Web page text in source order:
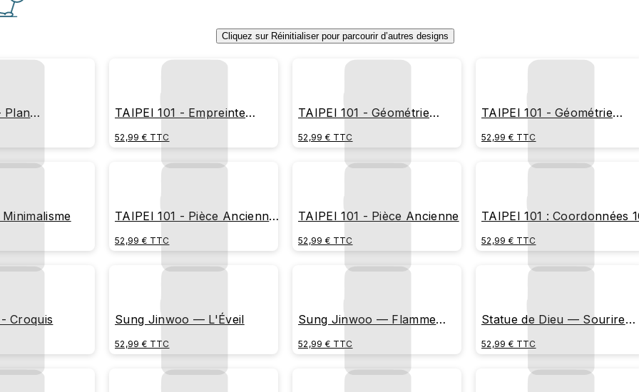
Cliquez sur Réinitialiser pour parcourir d’autres designs
Plan
TAIPEI 101 - Empreinte
52,99 € TTC
TAIPEI 101 - Géométrie
52,99 € TTC
TAIPEI 101 - Géométrie
52,99 € TTC
TAIPEI 101 - Pièce Ancienne
52,99 € TTC
TAIPEI 101 - Pièce Ancienne
52,99 € TTC
TAIPEI 101 : Coordonnées
52,99 € TTC
Croquis Sung Jinwoo — L'Éveil
52,99 € TTC
Sung Jinwoo — Flamme
52,99 € TTC
Statue de Dieu — Sourire
52,99 € TTC